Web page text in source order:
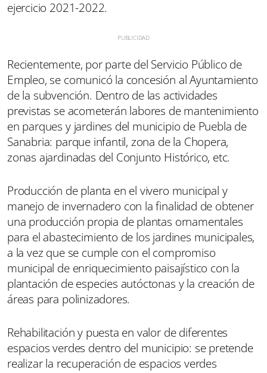
ejercicio 2021-2022.
Recientemente, por parte del Servicio Público de
Empleo, se comunicó la concesión al Ayuntamiento
de la subvención. Dentro de las actividades
previstas se acometerán labores de mantenimiento
en parques y jardines del municipio de Puebla de
Sanabria: parque infantil, zona de la Chopera,
zonas ajardinadas del Conjunto Histórico, etc.
Producción de planta en el vivero municipal y
manejo de invernadero con la finalidad de obtener
una producción propia de plantas ornamentales
para el abastecimiento de los jardines municipales,
a la vez que se cumple con el compromiso
municipal de enriquecimiento paisajístico con la
plantación de especies autóctonas y la creación de
áreas para polinizadores.
Rehabilitación y puesta en valor de diferentes
espacios verdes dentro del municipio: se pretende
realizar la recuperación de espacios verdes